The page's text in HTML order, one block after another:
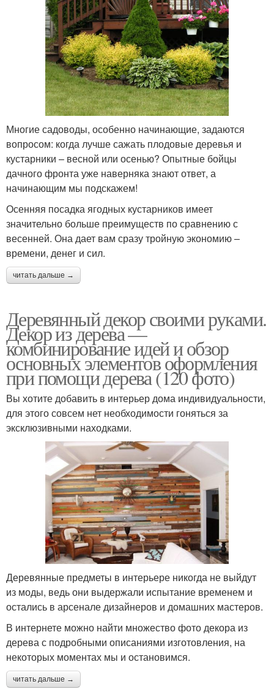
Многие садоводы, особенно начинающие, задаются
вопросом: когда лучше сажать плодовые деревья и
кустарники – весной или осенью? Опытные бойцы
дачного фронта уже наверняка знают ответ, а
начинающим мы подскажем!
Осенняя посадка ягодных кустарников имеет
значительно больше преимуществ по сравнению с
весенней. Она дает вам сразу тройную экономию –
времени, денег и сил.
читать дальше →
Деревянный декор своими руками.
Декор из дерева —
комбинирование идей и обзор
основных элементов оформления
при помощи дерева (120 фото)
Вы хотите добавить в интерьер дома индивидуальности,
для этого совсем нет необходимости гоняться за
эксклюзивными находками.
Деревянные предметы в интерьере никогда не выйдут
из моды, ведь они выдержали испытание временем и
остались в арсенале дизайнеров и домашних мастеров.
В интернете можно найти множество фото декора из
дерева с подробными описаниями изготовления, на
некоторых моментах мы и остановимся.
читать дальше →